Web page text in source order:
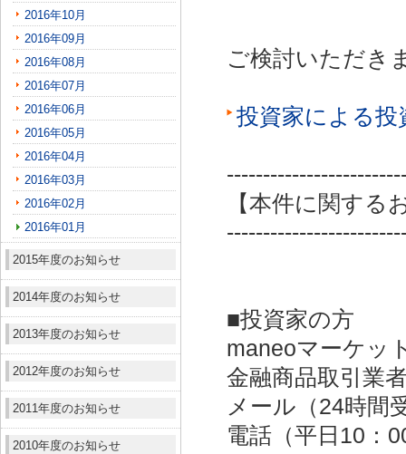
2016年10月
2016年09月
2016年08月
2016年07月
2016年06月
2016年05月
2016年04月
2016年03月
2016年02月
2016年01月
2015年度のお知らせ
2014年度のお知らせ
2013年度のお知らせ
2012年度のお知らせ
2011年度のお知らせ
2010年度のお知らせ
ご検討いただき
投資家による
【本件に関する
■投資家の方
maneoマーケッ
金融商品取引業
メール（24時間
電話（平日10：